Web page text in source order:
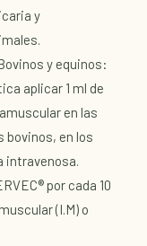
y
y equinos:
aplicar 1 ml de
en las
bovinos, en los
intravenosa.
por cada 10
(I.M) o